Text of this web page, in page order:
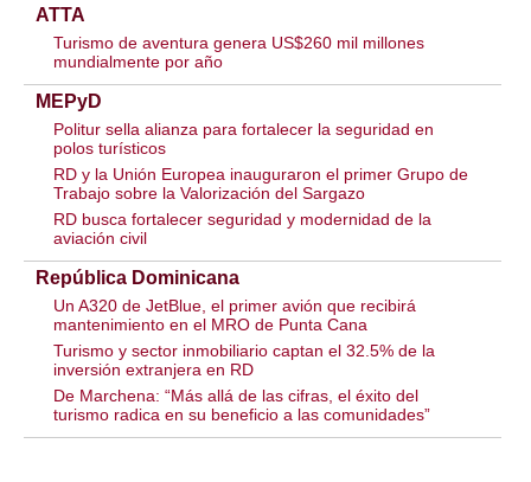
ATTA
Turismo de aventura genera US$260 mil millones
mundialmente por año
MEPyD
Politur sella alianza para fortalecer la seguridad en
polos turísticos
RD y la Unión Europea inauguraron el primer Grupo de
Trabajo sobre la Valorización del Sargazo
RD busca fortalecer seguridad y modernidad de la
aviación civil
República Dominicana
Un A320 de JetBlue, el primer avión que recibirá
mantenimiento en el MRO de Punta Cana
Turismo y sector inmobiliario captan el 32.5% de la
inversión extranjera en RD
De Marchena: “Más allá de las cifras, el éxito del
turismo radica en su beneficio a las comunidades”